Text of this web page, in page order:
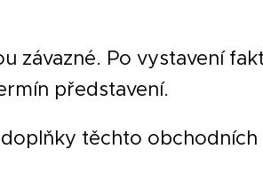
závazné. Po vystavení
představení.
těchto